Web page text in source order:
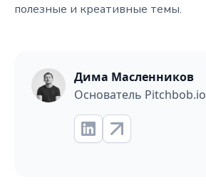
полезные и креативные темы.
Дима Масленников
Основатель Pitchbob.io